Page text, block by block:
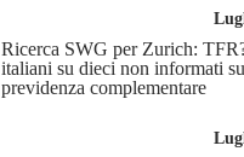
Ricerca SWG per Zurich:
italiani su dieci non informati su
previdenza complementare